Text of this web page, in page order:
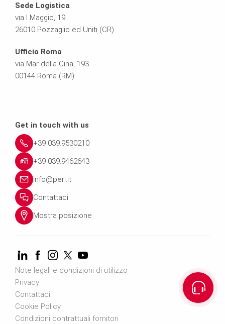
Sede Logistica
via I Maggio, 19
26010 Pozzaglio ed Uniti (CR)
Ufficio Roma
via Mar della Cina, 193
00144 Roma (RM)
Get in touch with us
+39 039.9530210
+39 039.9462643
info@peri.it
Contattaci
Mostra posizione
Note legali e condizioni di utilizzo
Privacy
Contattaci
Cookie Policy
Condizioni contrattuali fornitori